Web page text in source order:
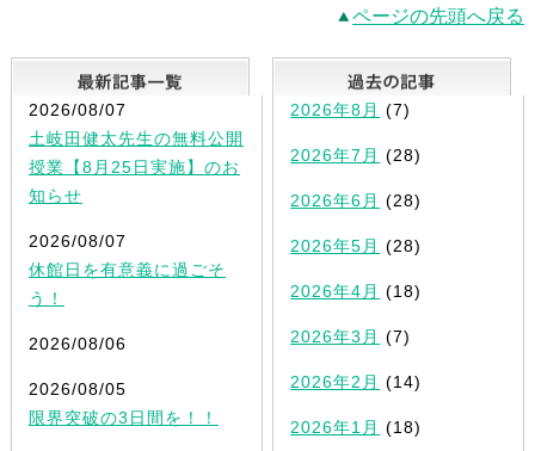
ページの先頭へ戻る
最新記事一覧
2026/08/07
土岐田健太先生の無料公開
授業【8月25日実施】のお
知らせ
2026/08/07
休館日を有意義に過ごそ
う！
2026/08/06
2026/08/05
限界突破の3日間を！！
2026年8月 (7)
2026年7月 (28)
2026年6月 (28)
2026年5月 (28)
2026年4月 (18)
2026年3月 (7)
2026年2月 (14)
2026年1月 (18)